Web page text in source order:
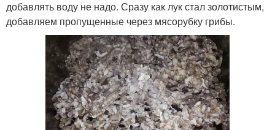
добавлять воду не надо. Сразу как лук стал золотистым,
добавляем пропущенные через мясорубку грибы.